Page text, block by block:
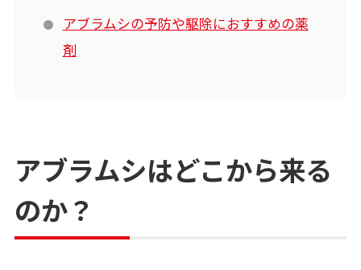
アブラムシの予防や駆除におすすめの薬
剤
アブラムシはどこから来る
のか？